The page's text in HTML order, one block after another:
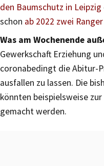
den Baumschutz in Leipzig
schon ab 2022 zwei
Was am Wochenende
Gewerkschaft Erziehung
coronabedingt die Abitur-
ausfallen zu lassen. Die
könnten beispielsweise
gemacht werden.